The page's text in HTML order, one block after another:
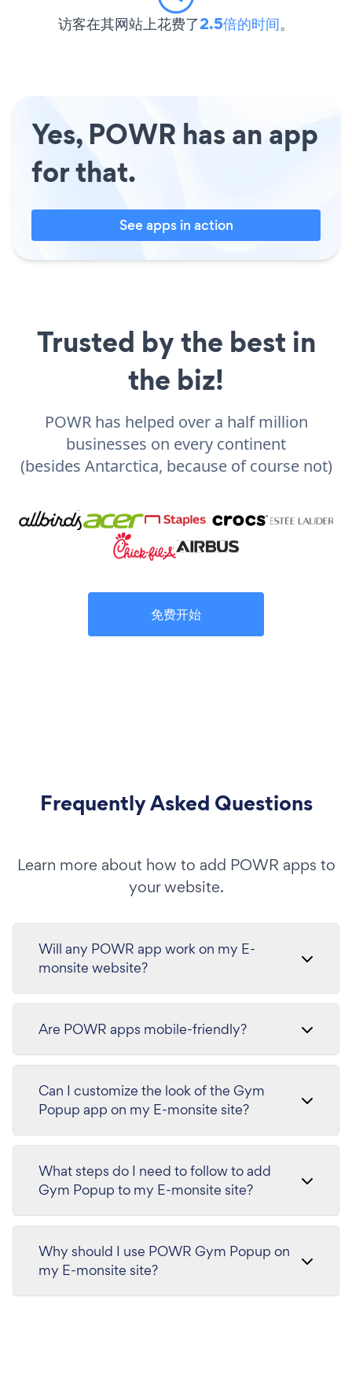
访客在其网站上花费了2.5倍的时间。
Yes, POWR has an app
for that.
See apps in action
Trusted by the best in
the biz!
POWR has helped over a half million
businesses on every continent
(besides Antarctica, because of course not)
免费开始
Frequently Asked Questions
Learn more about how to add POWR apps to
your website.
Will any POWR app work on my E-
monsite website?
Are POWR apps mobile-friendly?
Can I customize the look of the Gym
Popup app on my E-monsite site?
What steps do I need to follow to add
Gym Popup to my E-monsite site?
Why should I use POWR Gym Popup on
my E-monsite site?